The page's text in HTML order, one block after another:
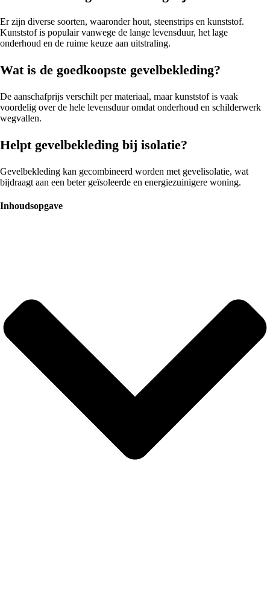
Er zijn diverse soorten, waaronder hout, steenstrips en kunststof.
Kunststof is populair vanwege de lange levensduur, het lage
onderhoud en de ruime keuze aan uitstraling.
Wat is de goedkoopste gevelbekleding?
De aanschafprijs verschilt per materiaal, maar kunststof is vaak
voordelig over de hele levensduur omdat onderhoud en schilderwerk
wegvallen.
Helpt gevelbekleding bij isolatie?
Gevelbekleding kan gecombineerd worden met gevelisolatie, wat
bijdraagt aan een beter geïsoleerde en energiezuinigere woning.
Inhoudsopgave